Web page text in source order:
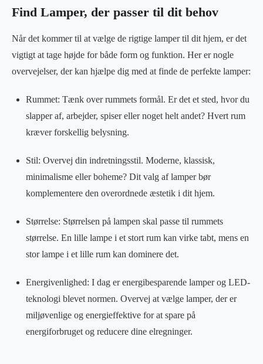
Find Lamper, der passer til dit behov
Når det kommer til at vælge de rigtige lamper til dit hjem, er det
vigtigt at tage højde for både form og funktion. Her er nogle
overvejelser, der kan hjælpe dig med at finde de perfekte lamper:
Rummet: Tænk over rummets formål. Er det et sted, hvor du
slapper af, arbejder, spiser eller noget helt andet? Hvert rum
kræver forskellig belysning.
Stil: Overvej din indretningsstil. Moderne, klassisk,
minimalisme eller boheme? Dit valg af lamper bør
komplementere den overordnede æstetik i dit hjem.
Størrelse: Størrelsen på lampen skal passe til rummets
størrelse. En lille lampe i et stort rum kan virke tabt, mens en
stor lampe i et lille rum kan dominere det.
Energivenlighed: I dag er energibesparende lamper og LED-
teknologi blevet normen. Overvej at vælge lamper, der er
miljøvenlige og energieffektive for at spare på
energiforbruget og reducere dine elregninger.